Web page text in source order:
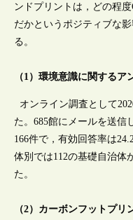
ンドプリントは，どの程
だかというポジティブな
る。
（1）環境意識に関するア
オンライン調査として
た。685館にメールを送信
166件で，有効回答率は
体別では112の基礎自治体
た。
（2）カーボンフットプリ